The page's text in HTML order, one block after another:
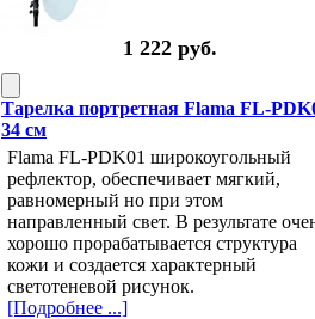
1 222 руб.
Тарелка портретная Flama FL-
34 см
Flama FL-PDK01 широкоугольный
рефлектор, обеспечивает мягкий,
равномерный но при этом
направленный свет. В результате
хорошо прорабатывается структура
кожи и создается характерный
светотеневой рисунок.
[Подробнее ...]